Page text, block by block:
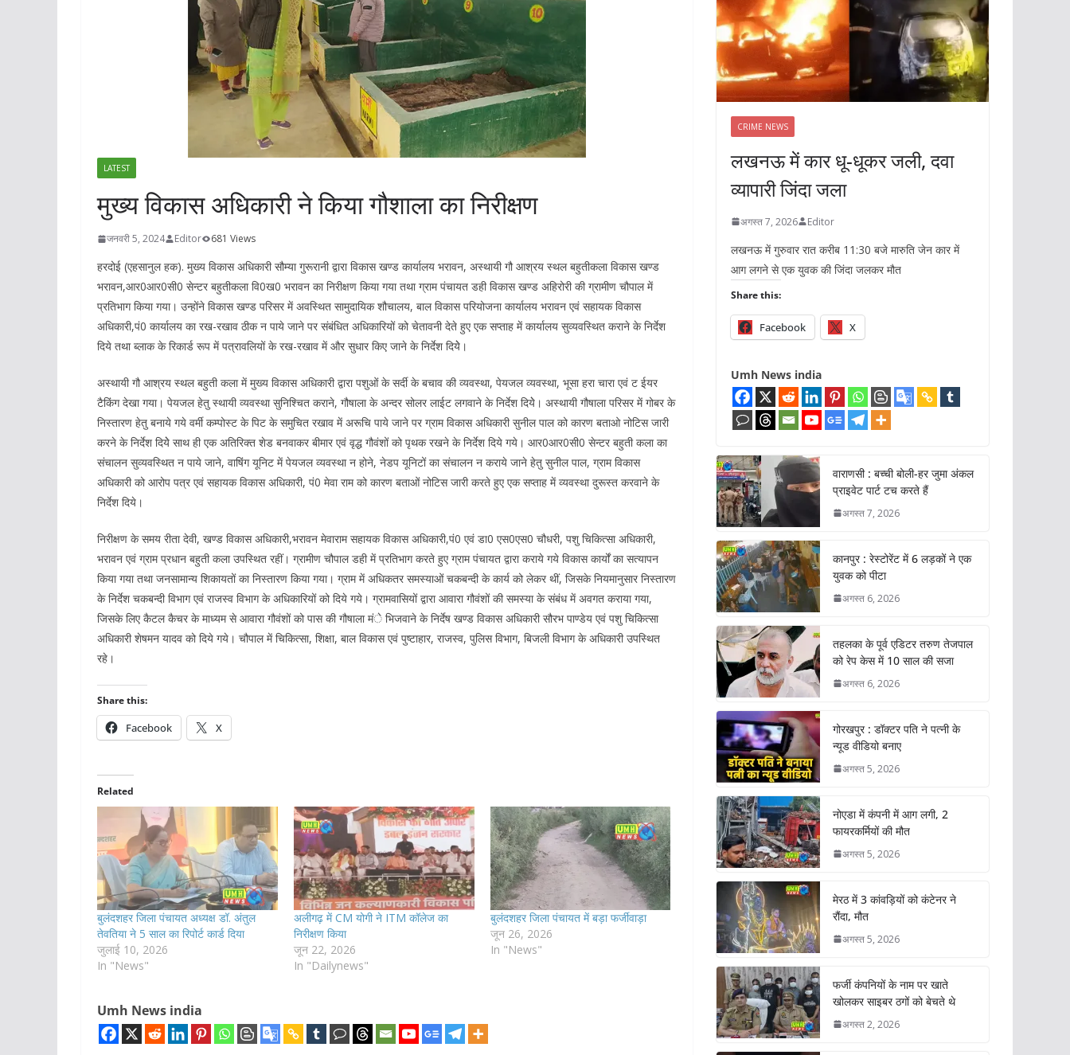
LATEST
मुख्य विकास अधिकारी ने किया गौशाला का निरीक्षण
जनवरी 5, 2024 Editor 681 Views
हरदोई (एहसानुल हक). मुख्य विकास अधिकारी सौम्या गुरूरानी द्वारा विकास खण्ड कार्यालय भरावन, अस्थायी गौ आश्रय स्थल बहुतीकला विकास खण्ड
भरावन,आर0आर0सी0 सेन्टर बहुतीकला वि0ख0 भरावन का निरीक्षण किया गया तथा ग्राम पंचायत डही विकास खण्ड अहिरोरी की ग्रामीण चौपाल में
प्रतिभाग किया गया। उन्होंने विकास खण्ड परिसर में अवस्थित सामुदायिक शौचालय, बाल विकास परियोजना कार्यालय भरावन एवं सहायक विकास
अधिकारी,पं0 कार्यालय का रख-रखाव ठीक न पाये जाने पर संबंधित अधिकारियों को चेतावनी देते हुए एक सप्ताह में कार्यालय सुव्यवस्थित कराने के निर्देश
दिये तथा ब्लाक के रिकार्ड रूप में पत्रावलियों के रख-रखाव में और सुधार किए जाने के निर्देश दियेे।
अस्थायी गौ आश्रय स्थल बहुती कला में मुख्य विकास अधिकारी द्वारा पशुओं के सर्दी के बचाव की व्यवस्था, पेयजल व्यवस्था, भूसा हरा चारा एवं ट ईयर
टैकिंग देखा गया। पेयजल हेतु स्थायी व्यवस्था सुनिश्चित कराने, गौषाला के अन्दर सोलर लाईट लगवाने के निर्देश दियेे। अस्थायी गौषाला परिसर में गोबर के
निस्तारण हेतु बनाये गये वर्मी कम्पोस्ट के पिट के समुचित रखाव में अरूचि पाये जाने पर ग्राम विकास अधिकारी सुनील पाल को कारण बताओ नोटिस जारी
करने के निर्देश दियेे साथ ही एक अतिरिक्त शेड बनवाकर बीमार एवं वृद्ध गौवंशों को पृथक रखने के निर्देश दिये गये। आर0आर0सी0 सेन्टर बहुती कला का
संचालन सुव्यवस्थित न पाये जाने, वाषिंग यूनिट में पेयजल व्यवस्था न होने, नेडप यूनिटों का संचालन न कराये जाने हेतु सुनील पाल, ग्राम विकास
अधिकारी को आरोप पत्र एवं सहायक विकास अधिकारी, पं0 मेवा राम को कारण बताओं नोटिस जारी करते हुए एक सप्ताह में व्यवस्था दुरूस्त करवाने के
निर्देश दिये।
निरीक्षण के समय रीता देवी, खण्ड विकास अधिकारी,भरावन मेवाराम सहायक विकास अधिकारी,पं0 एवं डा0 एस0एस0 चौधरी, पशु चिकित्सा अधिकारी,
भरावन एवं ग्राम प्रधान बहुती कला उपस्थित रहीं। ग्रामीण चौपाल डही में प्रतिभाग करते हुए ग्राम पंचायत द्वारा कराये गये विकास कार्यों का सत्यापन
किया गया तथा जनसामान्य शिकायतों का निस्तारण किया गया। ग्राम में अधिकतर समस्याओं चकबन्दी के कार्य को लेकर थीं, जिसके नियमानुसार निस्तारण
के निर्देश चकबन्दी विभाग एवं राजस्व विभाग के अधिकारियों को दिये गये। ग्रामवासियों द्वारा आवारा गौवंशों की समस्या के संबंध में अवगत कराया गया,
जिसके लिए कैटल कैचर के माध्यम से आवारा गौवंशों को पास की गौषाला मंे भिजवाने के निर्देष खण्ड विकास अधिकारी सौरभ पाण्डेय एवं पशु चिकित्सा
अधिकारी शेषमन यादव को दिये गये। चौपाल में चिकित्सा, शिक्षा, बाल विकास एवं पुष्टाहार, राजस्व, पुलिस विभाग, बिजली विभाग के अधिकारी उपस्थित
रहे।
Share this:
Facebook X
Related
बुलंदशहर जिला पंचायत अध्यक्ष डॉ. अंतुल
तेवतिया ने 5 साल का रिपोर्ट कार्ड दिया
जुलाई 10, 2026
In "News"
अलीगढ़ में CM योगी ने ITM कॉलेज का
निरीक्षण किया
जून 22, 2026
In "Dailynews"
बुलंदशहर जिला पंचायत में बड़ा फर्जीवाड़ा
जून 26, 2026
In "News"
Umh News india
CRIME NEWS
लखनऊ में कार धू-धूकर जली, दवा
व्यापारी जिंदा जला
अगस्त 7, 2026 Editor
लखनऊ में गुरुवार रात करीब 11:30 बजे मारुति जेन कार में
आग लगने से एक युवक की जिंदा जलकर मौत
Share this:
Facebook X
Umh News india
वाराणसी : बच्ची बोली-हर जुमा अंकल
प्राइवेट पार्ट टच करते हैं
अगस्त 7, 2026
कानपुर : रेस्टोरेंट में 6 लड़कों ने एक
युवक को पीटा
अगस्त 6, 2026
तहलका के पूर्व एडिटर तरुण तेजपाल
को रेप केस में 10 साल की सजा
अगस्त 6, 2026
गोरखपुर : डॉक्टर पति ने पत्नी के
न्यूड वीडियो बनाए
अगस्त 5, 2026
नोएडा में कंपनी में आग लगी, 2
फायरकर्मियों की मौत
अगस्त 5, 2026
मेरठ में 3 कांवड़ियों को कंटेनर ने
रौंदा, मौत
अगस्त 5, 2026
फर्जी कंपनियों के नाम पर खाते
खोलकर साइबर ठगों को बेचते थे
अगस्त 2, 2026